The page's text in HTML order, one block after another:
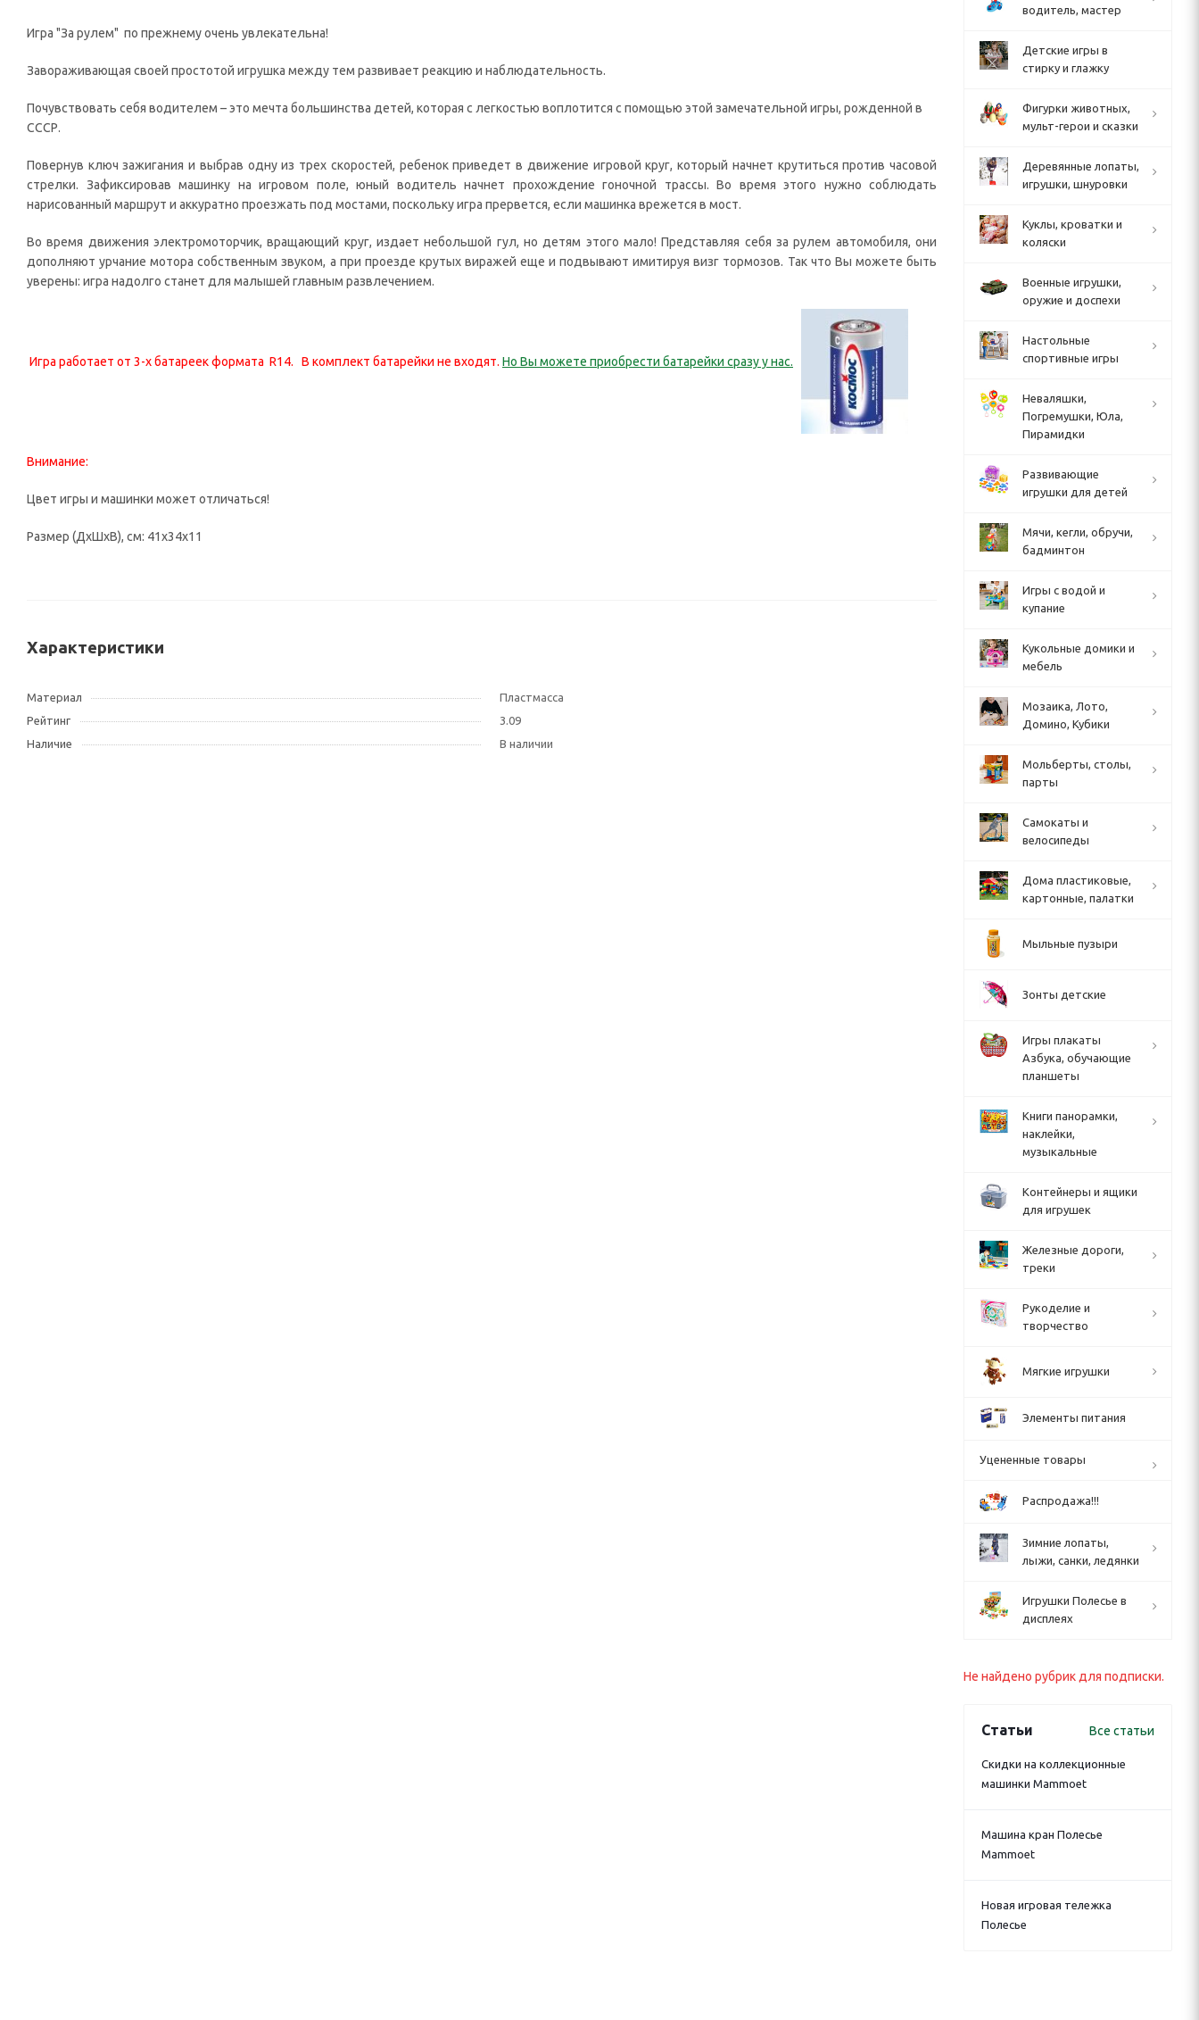
Игра "За рулем" по прежнему очень увлекательна!
Завораживающая своей простотой игрушка между тем развивает реакцию и наблюдательность.
Почувствовать себя водителем – это мечта большинства детей, которая с легкостью воплотится с помощью этой замечательной игры, рожденной в
СССР.
Повернув ключ зажигания и выбрав одну из трех скоростей, ребенок приведет в движение игровой круг, который начнет крутиться против часовой
стрелки. Зафиксировав машинку на игровом поле, юный водитель начнет прохождение гоночной трассы. Во время этого нужно соблюдать
нарисованный маршрут и аккуратно проезжать под мостами, поскольку игра прервется, если машинка врежется в мост.
Во время движения электромоторчик, вращающий круг, издает небольшой гул, но детям этого мало! Представляя себя за рулем автомобиля, они
дополняют урчание мотора собственным звуком, а при проезде крутых виражей еще и подвывают имитируя визг тормозов. Так что Вы можете быть
уверены: игра надолго станет для малышей главным развлечением.
Игра работает от 3-х батареек формата R14. В комплект батарейки не входят. Но Вы можете приобрести батарейки сразу у нас.
Внимание:
Цвет игры и машинки может отличаться!
Размер (ДхШхВ), см: 41х34х11
Характеристики
Материал
Пластмасса
Рейтинг
3.09
Наличие
В наличии
водитель, мастер
Детские игры в
стирку и глажку
Фигурки животных,
мульт-герои и сказки
Деревянные лопаты,
игрушки, шнуровки
Куклы, кроватки и
коляски
Военные игрушки,
оружие и доспехи
Настольные
спортивные игры
Неваляшки,
Погремушки, Юла,
Пирамидки
Развивающие
игрушки для детей
Мячи, кегли, обручи,
бадминтон
Игры с водой и
купание
Кукольные домики и
мебель
Мозаика, Лото,
Домино, Кубики
Мольберты, столы,
парты
Cамокаты и
велосипеды
Дома пластиковые,
картонные, палатки
Мыльные пузыри
Зонты детские
Игры плакаты
Азбука, обучающие
планшеты
Книги панорамки,
наклейки,
музыкальные
Контейнеры и ящики
для игрушек
Железные дороги,
треки
Рукоделие и
творчество
Мягкие игрушки
Элементы питания
Уцененные товары
Распродажа!!!
Зимние лопаты,
лыжи, санки, ледянки
Игрушки Полесье в
дисплеях
Не найдено рубрик для подписки.
Статьи Все статьи
Скидки на коллекционные
машинки Mammoet
Машина кран Полесье
Mammoet
Новая игровая тележка
Полесье